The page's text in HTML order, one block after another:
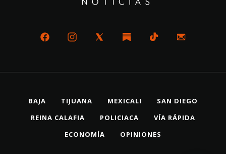
BAJA TIJUANA MEXICALI
SAN DIEGO
REINA CALAFIA
POLICIACA
VÍA RÁPIDA
ECONOMÍA
OPINIONES